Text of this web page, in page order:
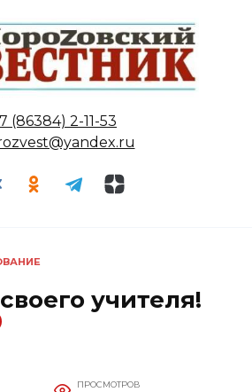
(86384) 2-11-53
учителя!
ПРОСМОТРОВ